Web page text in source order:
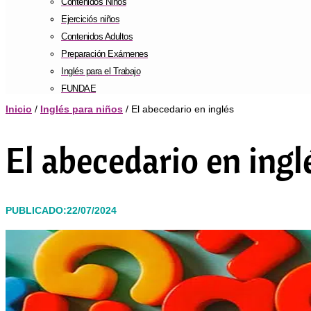
Ejerciciós niños
Contenidos Adultos
Preparación Exámenes
Inglés para el Trabajo
FUNDAE
Inicio / Inglés para niños / El abecedario en inglés
El abecedario en
PUBLICADO:22/07/2024